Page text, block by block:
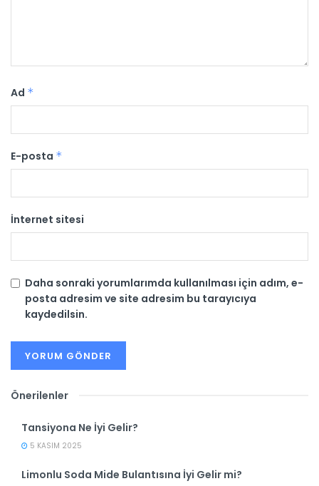
Ad *
E-posta *
İnternet sitesi
Daha sonraki yorumlarımda kullanılması için adım, e-
posta adresim ve site adresim bu tarayıcıya
kaydedilsin.
Önerilenler
Tansiyona Ne İyi Gelir?
5 KASIM 2025
Limonlu Soda Mide Bulantısına İyi Gelir mi?